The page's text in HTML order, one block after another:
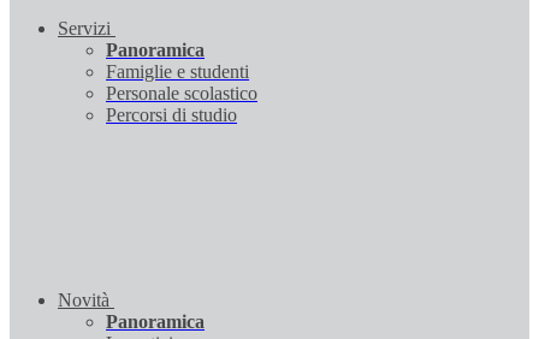
Servizi
Panoramica
Famiglie e studenti
Personale scolastico
Percorsi di studio
Novità
Panoramica